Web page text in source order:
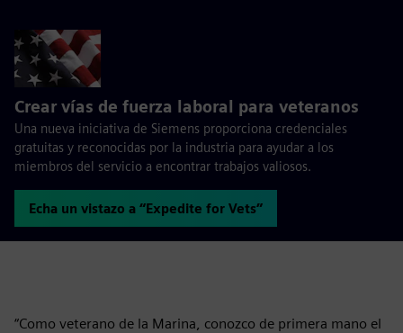
Crear vías de fuerza laboral para veteranos
Una nueva iniciativa de Siemens proporciona credenciales
gratuitas y reconocidas por la industria para ayudar a los
miembros del servicio a encontrar trabajos valiosos.
Echa un vistazo a “Expedite for Vets”
“Como veterano de la Marina, conozco de primera mano el